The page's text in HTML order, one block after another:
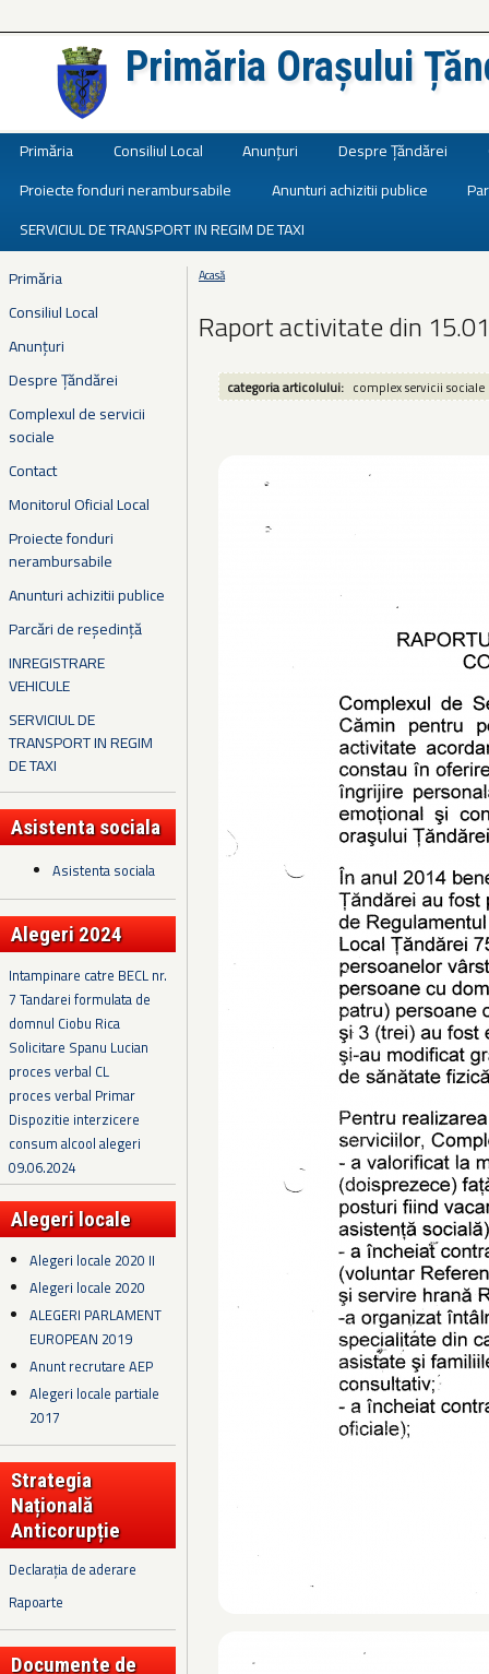
Primăria Orașului
Primăria Consiliul Local Anunțuri Despre Țăndărei
Proiecte fonduri nerambursabile
Anunturi achizitii publice
SERVICIUL DE TRANSPORT IN REGIM DE TAXI
Primăria
Consiliul Local
Anunțuri
Despre Țăndărei
Complexul de servicii
sociale
Contact
Monitorul Oficial Local
Proiecte fonduri
nerambursabile
Anunturi achizitii publice
Parcări de reședință
INREGISTRARE
VEHICULE
SERVICIUL DE
TRANSPORT IN REGIM
DE TAXI
Asistenta sociala
Asistenta sociala
Alegeri 2024
Intampinare catre BECL nr.
7 Tandarei formulata de
domnul Ciobu Rica
Solicitare Spanu Lucian
proces verbal CL
proces verbal Primar
Dispozitie interzicere
consum alcool alegeri
09.06.2024
Alegeri locale
Alegeri locale 2020 II
Alegeri locale 2020
ALEGERI PARLAMENT
EUROPEAN 2019
Anunt recrutare AEP
Alegeri locale partiale
2017
Strategia
Națională
Anticorupție
Declarația de aderare
Rapoarte
Documente de
Eşti aici
Acasă
Raport activitate din
categoria articolului: complex servicii sociale